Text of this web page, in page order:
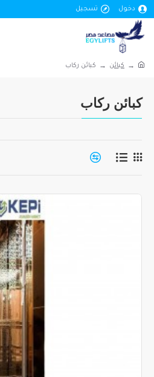
دخول تسجيل
كبائن كبائن ركاب
كبائن ركاب